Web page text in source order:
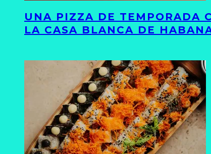
UNA PIZZA DE TEMPORADA
LA CASA BLANCA DE